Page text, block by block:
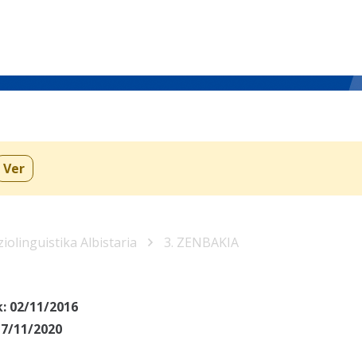
Ver
Albistaria 3. ZENBAKIA
02/11/2016
11/2020